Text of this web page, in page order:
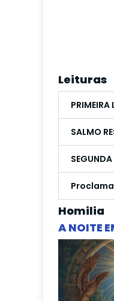
Leituras
SALMO
Homilia
A NOITE